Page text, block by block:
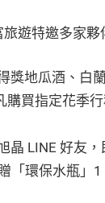
遊特邀多家夥
獎地瓜酒、白
買指定花季
晶 LINE 好友
「環保水瓶」